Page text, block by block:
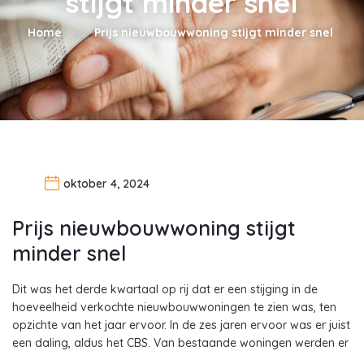
Home Prijs nieuwbouwwoning stijgt minder snel
oktober 4, 2024
Prijs nieuwbouwwoning stijgt
minder snel
Dit was het derde kwartaal op rij dat er een stijging in de
hoeveelheid verkochte nieuwbouwwoningen te zien was, ten
opzichte van het jaar ervoor. In de zes jaren ervoor was er juist
een daling, aldus het CBS. Van bestaande woningen werden er